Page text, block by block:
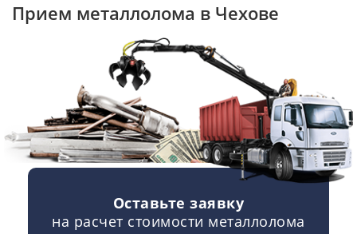
Прием металлолома в Чехове
Оставьте заявку
на расчет стоимости металлолома